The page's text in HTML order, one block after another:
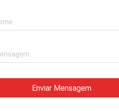
Enviar Mensagem